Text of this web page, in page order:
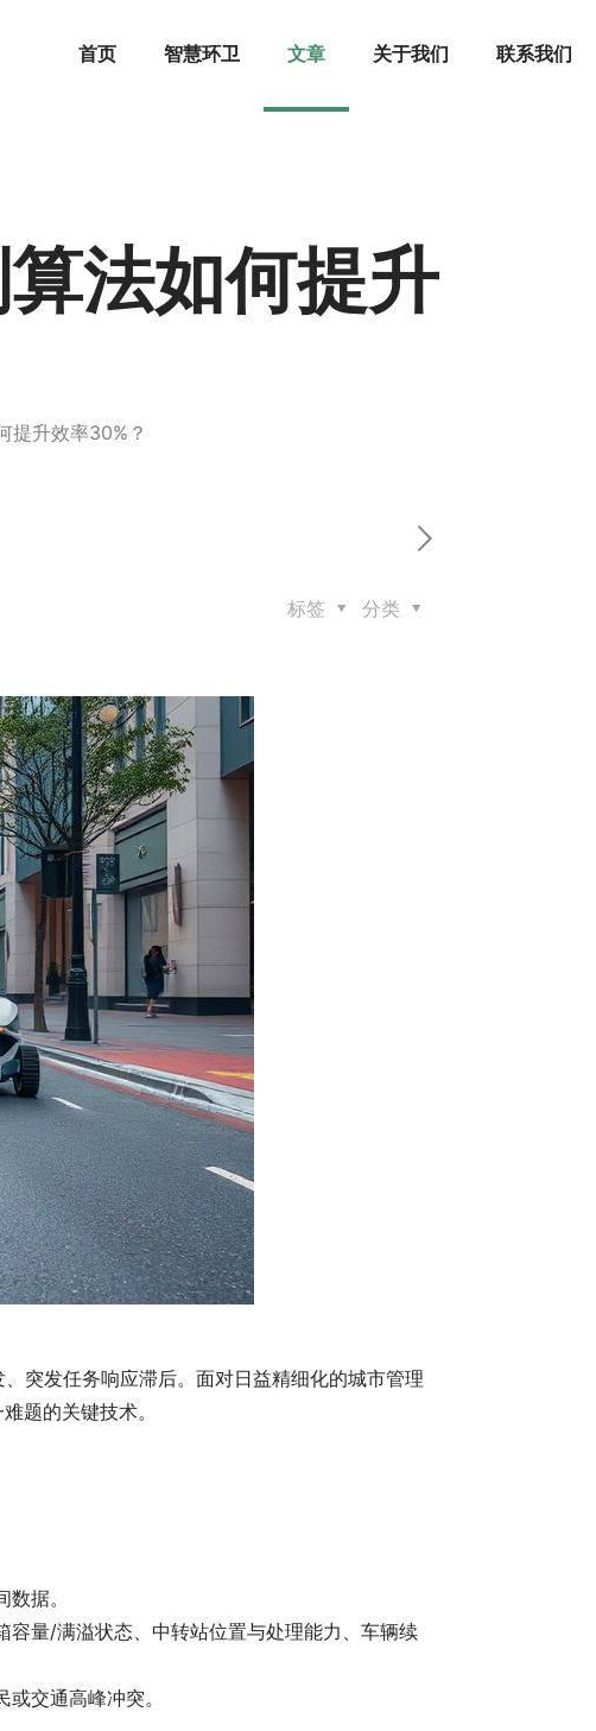
首页 智慧环卫 文章 关于我们 联系我们
法如何提升
提升效率30%？
分类
标签
突发任务响应滞后。面对日益精细化的城市管理
题的关键技术。
据。
量/满溢状态、中转站位置与处理能力、车辆续
交通高峰冲突。